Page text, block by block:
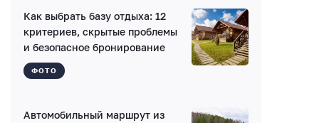
Введите код:
Как выбрать базу отдыха: 12
критериев, скрытые проблемы
и безопасное бронирование
ФОТО
Автомобильный маршрут из